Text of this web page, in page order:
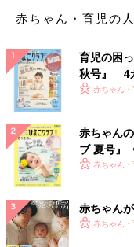
赤ちゃん・育児の
育児の困
秋号』 4
いっぱい！
赤ちゃん
赤ちゃん
ブ 夏号』
く！ おっ
赤ちゃん
赤ちゃん
赤ちゃん